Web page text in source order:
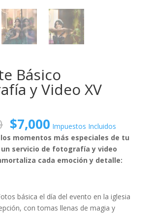
Básico
y Video XV
Original
price
was:
$10,500.
$7,000Current
price
is:
$7,000.
Impuestos Incluidos
momentos más especiales de tu
un servicio de fotografía y video
cada emoción y detalle:
básica el día del evento en la iglesia
con tomas llenas de magia y